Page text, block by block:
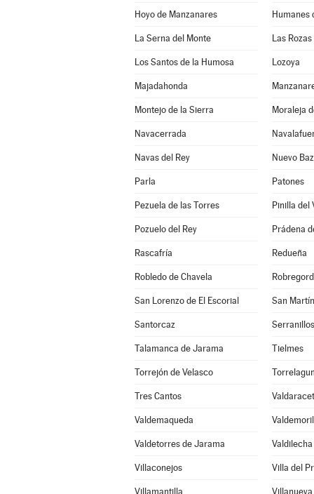
Hoyo de Manzanares Humanes
La Serna del Monte Las
Los Santos de la Humosa Lozoya
Majadahonda
Montejo de la Sierra Moraleja
Navacerrada
Navas del Rey Nuevo
Parla Patones
Pezuela de las Torres Pinilla del
Pozuelo del Rey Prádena
Rascafría Redueña
Robledo de Chavela
San Lorenzo de El Escorial San
Santorcaz
Talamanca de Jarama Tielmes
Torrejón de Velasco
Tres Cantos
Valdemaqueda
Valdetorres de Jarama Valdilecha
Villaconejos Villa del
Villamantilla